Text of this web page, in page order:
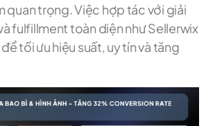
quan trọng. Việc hợp tác với giải
fulfillment toàn diện như Sellerwix
tối ưu hiệu suất, uy tín và tăng